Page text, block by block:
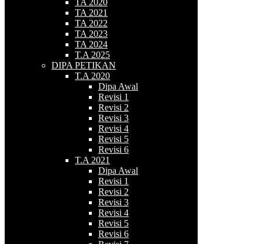
TA 2020
TA 2021
TA 2022
TA 2023
TA 2024
T.A 2025
DIPA PETIKAN
T.A 2020
Dipa Awal
Revisi 1
Revisi 2
Revisi 3
Revisi 4
Revisi 5
Revisi 6
T.A 2021
Dipa Awal
Revisi 1
Revisi 2
Revisi 3
Revisi 4
Revisi 5
Revisi 6